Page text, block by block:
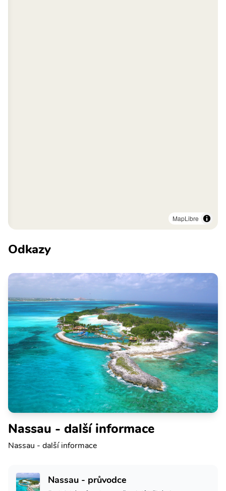
MapLibre
Odkazy
Nassau - další informace
Nassau - další informace
Nassau - průvodce